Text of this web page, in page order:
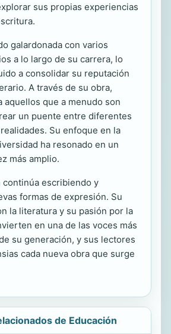
sus propias experiencias
galardonada con varios
a lo largo de su carrera, lo
a consolidar su reputación
A través de su obra,
aquellos que a menudo son
un puente entre diferentes
Su enfoque en la
ha resonado en un
más amplio.
continúa escribiendo y
formas de expresión. Su
la literatura y su pasión por la
en una de las voces más
su generación, y sus lectores
cada nueva obra que surge
de Educación